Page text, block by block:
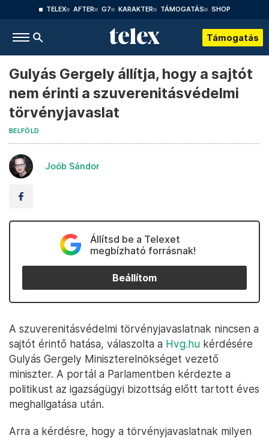
TELEX AFTER G7 KARAKTER TÁMOGATÁS SHOP
Támogatás
Gulyás Gergely állítja, hogy a sajtót
nem érinti a szuverenitásvédelmi
törvényjavaslat
BELFÖLD
Joób Sándor
Állítsd be a Telexet
megbízható forrásnak!
Beállítom
A szuverenitásvédelmi törvényjavaslatnak nincsen a
sajtót érintő hatása, válaszolta a Hvg.hu kérdésére
Gulyás Gergely Miniszterelnökséget vezető
miniszter. A portál a Parlamentben kérdezte a
politikust az igazságügyi bizottság előtt tartott éves
meghallgatása után.
Arra a kérdésre, hogy a törvényjavaslatnak milyen